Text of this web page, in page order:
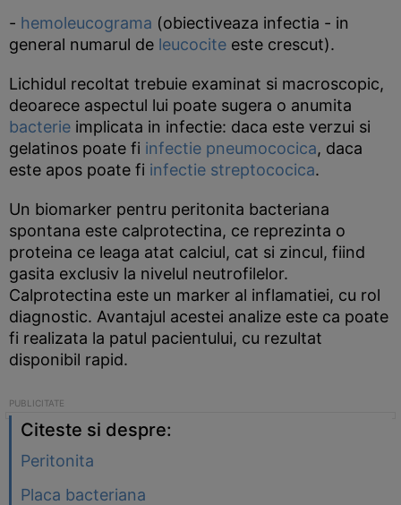
- hemoleucograma (obiectiveaza infectia - in
general numarul de leucocite este crescut).
Lichidul recoltat trebuie examinat si macroscopic,
deoarece aspectul lui poate sugera o anumita
bacterie implicata in infectie: daca este verzui si
gelatinos poate fi infectie pneumococica, daca
este apos poate fi infectie streptococica.
Un biomarker pentru peritonita bacteriana
spontana este calprotectina, ce reprezinta o
proteina ce leaga atat calciul, cat si zincul, fiind
gasita exclusiv la nivelul neutrofilelor.
Calprotectina este un marker al inflamatiei, cu rol
diagnostic. Avantajul acestei analize este ca poate
fi realizata la patul pacientului, cu rezultat
disponibil rapid.
Citeste si despre:
Peritonita
Placa bacteriana